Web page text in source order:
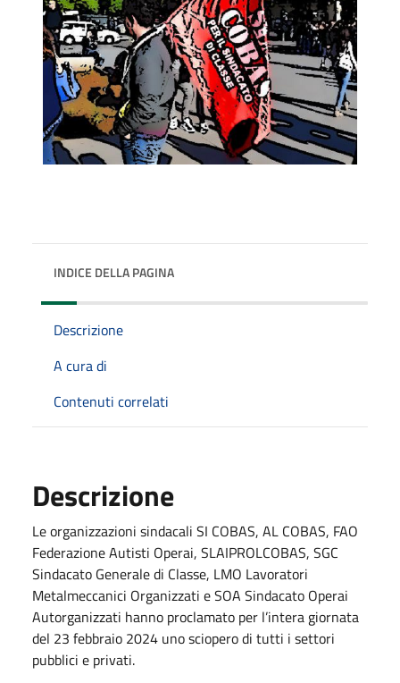
INDICE DELLA PAGINA
Descrizione
A cura di
Contenuti correlati
Descrizione
Le organizzazioni sindacali SI COBAS, AL COBAS, FAO
Federazione Autisti Operai, SLAIPROLCOBAS, SGC
Sindacato Generale di Classe, LMO Lavoratori
Metalmeccanici Organizzati e SOA Sindacato Operai
Autorganizzati hanno proclamato per l’intera giornata
del 23 febbraio 2024 uno sciopero di tutti i settori
pubblici e privati.